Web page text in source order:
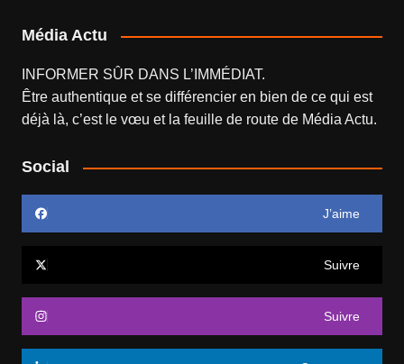
Média Actu
INFORMER SÛR DANS L’IMMÉDIAT.
Être authentique et se différencier en bien de ce qui est
déjà là, c’est le vœu et la feuille de route de Média Actu.
Social
J’aime
Suivre
Suivre